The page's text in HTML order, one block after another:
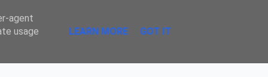
agent
usage
LEARN MORE GOT IT